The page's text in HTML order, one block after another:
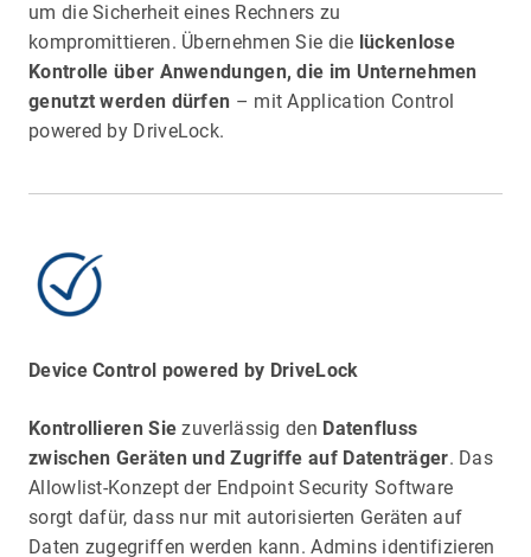
um die Sicherheit eines Rechners zu
kompromittieren. Übernehmen Sie die lückenlose
Kontrolle über Anwendungen, die im Unternehmen
genutzt werden dürfen – mit Application Control
powered by DriveLock.
Device Control powered by DriveLock
Kontrollieren Sie zuverlässig den Datenfluss
zwischen Geräten und Zugriffe auf Datenträger. Das
Allowlist-Konzept der Endpoint Security Software
sorgt dafür, dass nur mit autorisierten Geräten auf
Daten zugegriffen werden kann. Admins identifizieren